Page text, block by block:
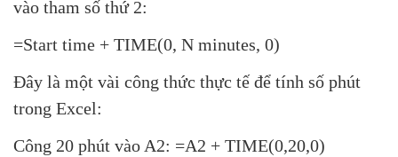
vào tham số thứ 2:
=Start time + TIME(0, N minutes, 0)
Đây là một vài công thức thực tế để tính số phút
trong Excel:
Công 20 phút vào A2: =A2 + TIME(0,20,0)